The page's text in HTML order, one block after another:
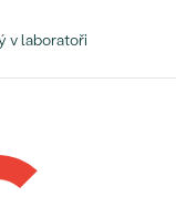
v laboratoři